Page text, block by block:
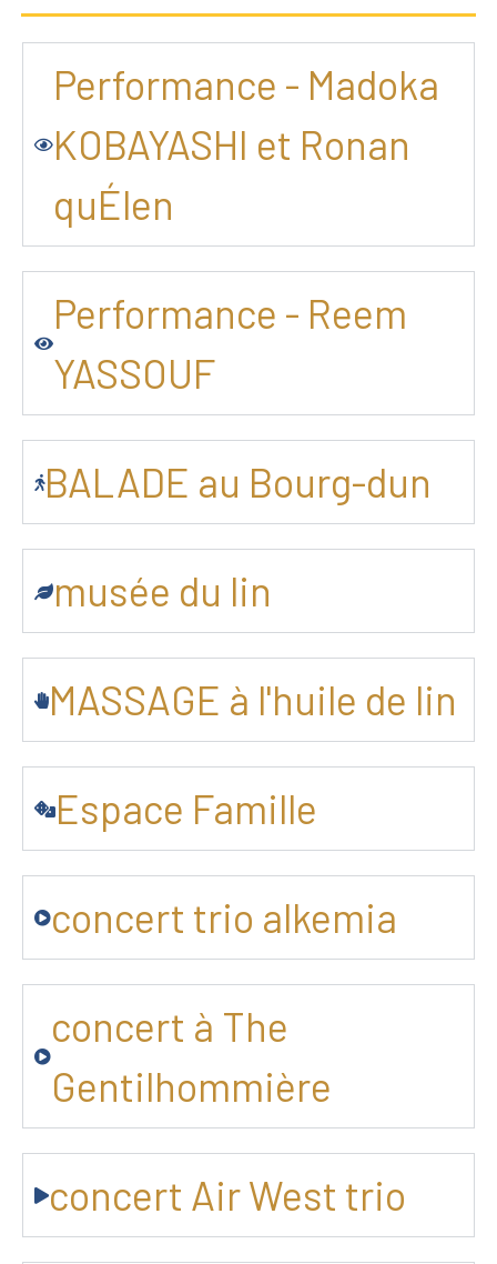
Performance - Madoka
KOBAYASHI et Ronan
quÉlen
Performance - Reem
YASSOUF
BALADE au Bourg-dun
musée du lin
MASSAGE à l'huile de lin
Espace Famille
concert trio alkemia
concert à The
Gentilhommière
concert Air West trio